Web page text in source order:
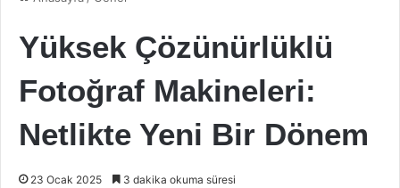
Yüksek Çözünürlüklü
Fotoğraf Makineleri:
Netlikte Yeni Bir Dönem
23 Ocak 2025 3 dakika okuma süresi